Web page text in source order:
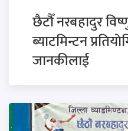
छैटाैँ नरबहादुर
ब्याटमिन्टन
जानकीलाई